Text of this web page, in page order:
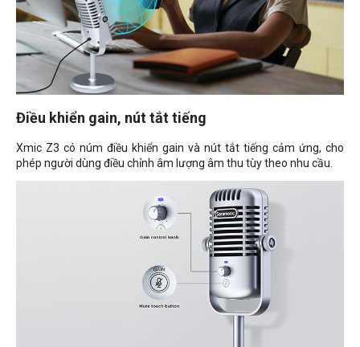
Điều khiển gain, nút tắt tiếng
Xmic Z3 có núm điều khiển gain và nút tắt tiếng cảm ứng, cho
phép người dùng điều chỉnh âm lượng âm thu tùy theo nhu cầu.